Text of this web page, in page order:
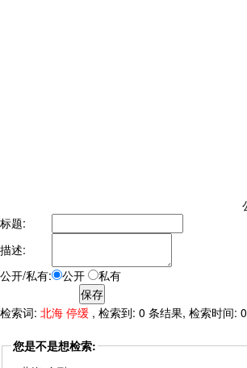
标题:
描述:
公开/私有:
公开 私有
检索词: 北海 停缓 , 检索到: 0 条结果, 检索时间:
您是不是想检索: